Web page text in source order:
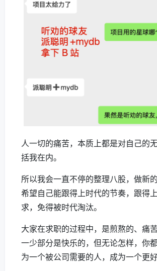
人一切的痛苦，本质上都是对自己的
括我在内。
所以我会一直不停的整理八股，做新
希望自己能跟得上时代的节奏，跟得
求，免得被时代淘汰。
大家在求职的过程中，是煎熬的、痛
一少部分是快乐的，但无论怎样，你
为一个被公司需要的人，成为一个更好